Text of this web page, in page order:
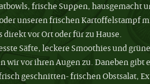
frische Suppen, hausgemacht
unseren frischen Kartoffelstampf
direkt vor Ort oder für zu Hause.
Säfte, leckere Smoothies und
wir vor ihren Augen zu. Daneben gibt
geschnitten- frischen Obstsalat,